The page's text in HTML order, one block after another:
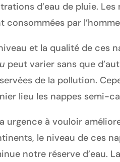
d’eau de pluie.
consommées par
et la qualité de ces
peut varier sans que
de la pollution.
lieu les nappes semi-
urgence à vouloir
le niveau de ces
notre réserve d’eau.